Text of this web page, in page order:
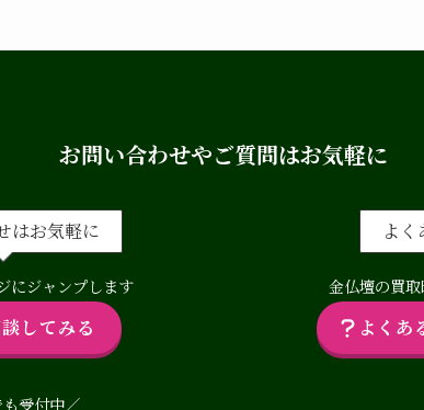
お問い合わせやご質問はお気軽に
はお気軽に
にジャンプします
してみる
受付中／
よ
金仏壇の買
よくあ